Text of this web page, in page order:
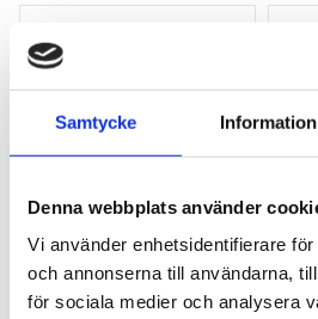
Samtycke Information
Denna webbplats använder
Vi använder enhetsidentifierare
och annonserna till användarna,
för sociala medier och analysera
THULE CLAMP EVO 4-
PACK 710500